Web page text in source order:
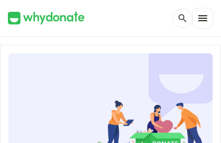
search menu